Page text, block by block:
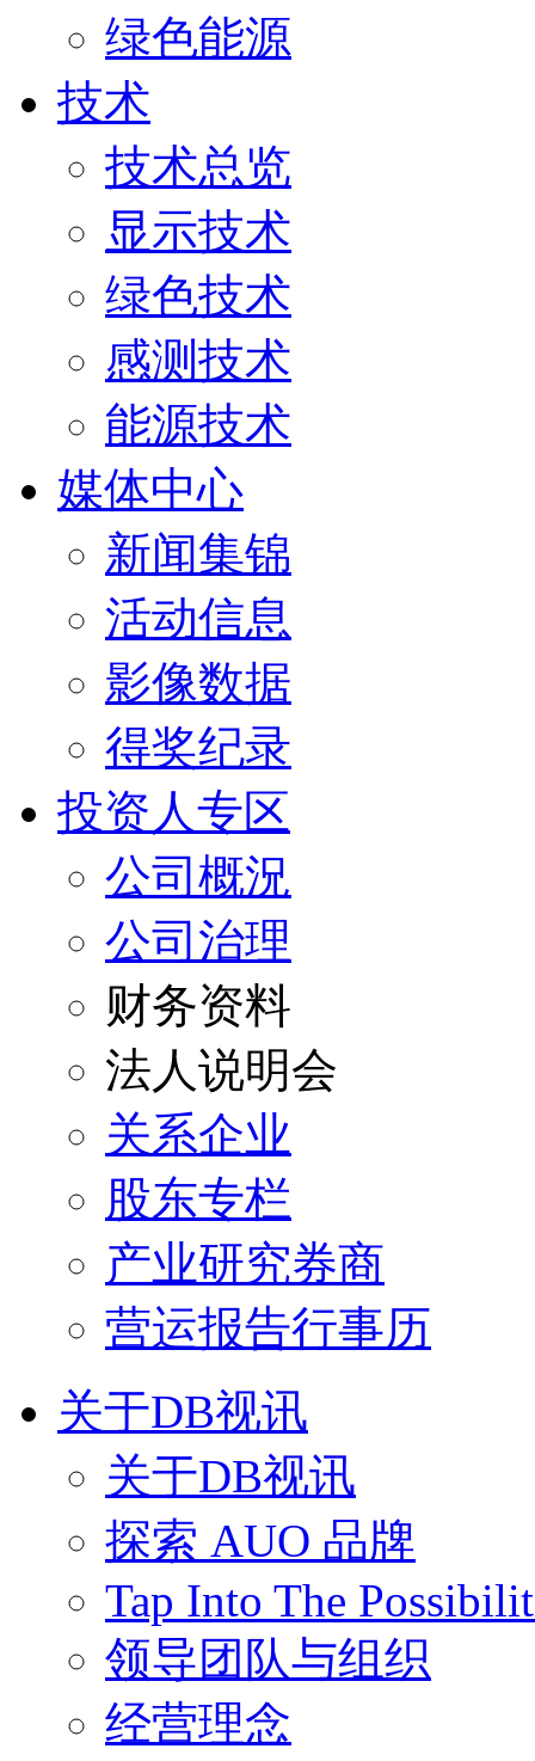
绿色能源
技术
技术总览
显示技术
绿色技术
感测技术
能源技术
媒体中心
新闻集锦
活动信息
影像数据
得奖纪录
投资人专区
公司概況
公司治理
财务资料
法人说明会
关系企业
股东专栏
产业研究券商
营运报告行事历
关于DB视讯
关于DB视讯
探索 AUO 品牌
Tap Into The
领导团队与组织
经营理念